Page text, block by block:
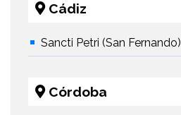
Cádiz
Sancti Petri (San Fernando)
Córdoba